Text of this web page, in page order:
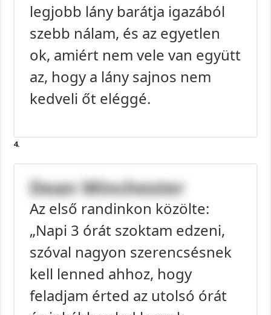
legjobb lány barátja igazából
szebb nálam, és az egyetlen
ok, amiért nem vele van együtt
az, hogy a lány sajnos nem
kedveli őt eléggé.
4.
Dean Winchester
Az első randinkon közölte:
„Napi 3 órát szoktam edzeni,
szóval nagyon szerencsésnek
kell lenned ahhoz, hogy
feladjam érted az utolsó órát